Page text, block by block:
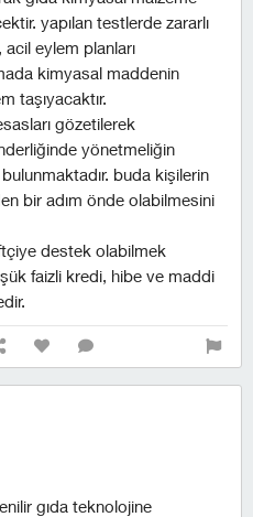
yapılan testlerde zararlı
eylem planları
kimyasal maddenin
taşıyacaktır.
gözetilerek
yönetmeliğin
buda kişilerin
bir adım önde olabilmesini
destek olabilmek
faizli kredi, hibe ve maddi
gıda teknolojine